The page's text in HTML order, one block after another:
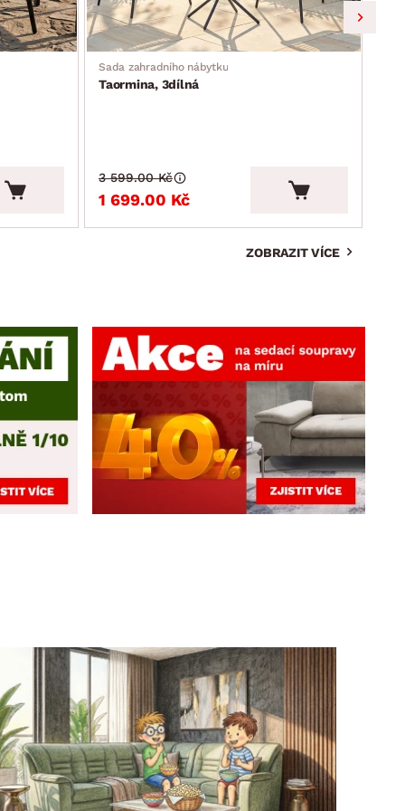
Sada zahradního nábytku
Taormina, 3dílná
1 699.00 Kč
3 599.00 Kč
ZOBRAZIT VÍCE